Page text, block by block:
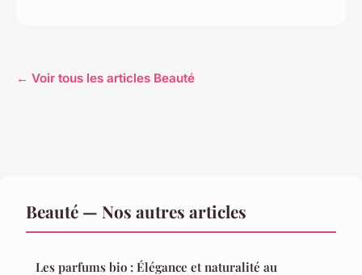
← Voir tous les articles Beauté
Beauté — Nos autres articles
Les parfums bio : Élégance et naturalité au